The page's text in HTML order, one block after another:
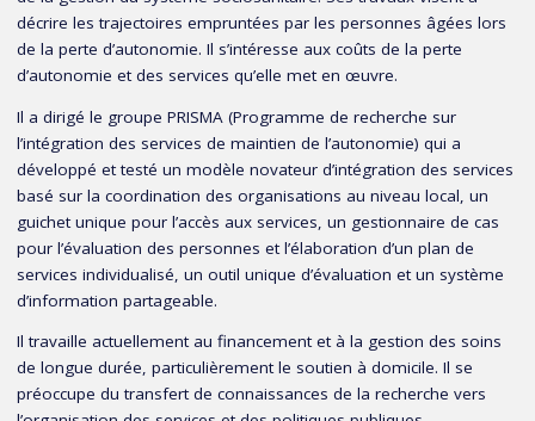
décrire les trajectoires empruntées par les personnes âgées lors
de la perte d’autonomie. Il s’intéresse aux coûts de la perte
d’autonomie et des services qu’elle met en œuvre.
Il a dirigé le groupe PRISMA (Programme de recherche sur
l’intégration des services de maintien de l’autonomie) qui a
développé et testé un modèle novateur d’intégration des services
basé sur la coordination des organisations au niveau local, un
guichet unique pour l’accès aux services, un gestionnaire de cas
pour l’évaluation des personnes et l’élaboration d’un plan de
services individualisé, un outil unique d’évaluation et un système
d’information partageable.
Il travaille actuellement au financement et à la gestion des soins
de longue durée, particulièrement le soutien à domicile. Il se
préoccupe du transfert de connaissances de la recherche vers